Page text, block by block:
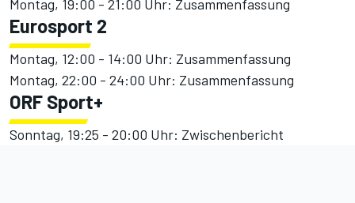
Montag, 19:00 - 21:00 Uhr: Zusammenfassung
Eurosport 2
Montag, 12:00 - 14:00 Uhr: Zusammenfassung
Montag, 22:00 - 24:00 Uhr: Zusammenfassung
ORF Sport+
Sonntag, 19:25 - 20:00 Uhr: Zwischenbericht